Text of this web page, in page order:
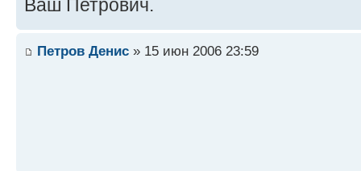
Ваш Петрович.
Петров Денис » 15 июн 2006 23:59